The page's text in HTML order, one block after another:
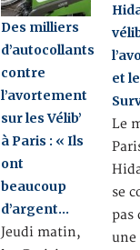
Des milliers
d’autocollants
contre
l’avortement
sur les Vélib’
à Paris : « Ils
ont
beaucoup
d’argent…
Jeudi matin,
et
Le
se
pas
une